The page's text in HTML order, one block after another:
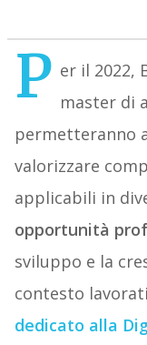
P er il 2022,
master di
permetteranno
valorizzare
applicabili in
opportunità
sviluppo e la
contesto
dedicato alla